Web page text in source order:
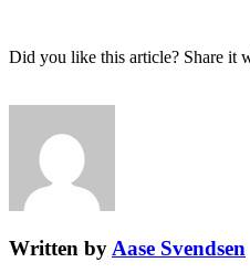
Did you like this article? Share it
Written by Aase Svendsen